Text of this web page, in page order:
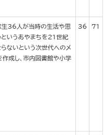
生36人が当時の生活や思
というあやまちを21世紀
ないという次世代へのメ
作成し、市内図書館や小学
36 71